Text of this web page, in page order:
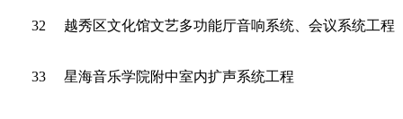
32 越秀区文化馆文艺多功能厅音响系统、会议系统工程
33 星海音乐学院附中室内扩声系统工程